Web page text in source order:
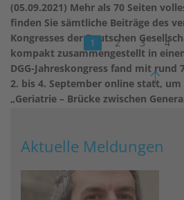
(05.09.2021) Mehr als 70 Seiten
finden Sie sämtliche Beiträge des
Kongresses der Deutschen
kompakt zusammengestellt in
DGG-Jahreskongress fand mit rund
2. bis 4. September online statt,
„Geriatrie – Brücke zwischen
Kongresses nutzen!
weiterlesen
1 2 3 4
Aktuelle Meldungen